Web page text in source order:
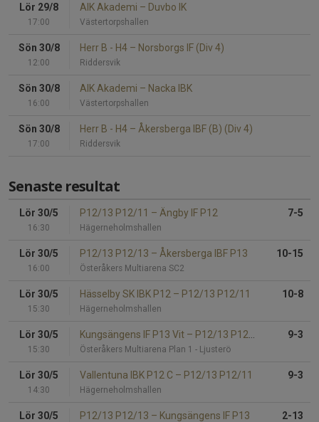
Lör 29/8
17:00
AIK Akademi – Duvbo IK
Västertorpshallen
Sön 30/8
12:00
Herr B - H4 – Norsborgs IF (Div 4)
Riddersvik
Sön 30/8
16:00
AIK Akademi – Nacka IBK
Västertorpshallen
Sön 30/8
17:00
Herr B - H4 – Åkersberga IBF (B) (Div 4)
Riddersvik
Senaste resultat
Lör 30/5
16:30
P12/13 P12/11 – Ängby IF P12
Hägerneholmshallen
7-5
Lör 30/5
16:00
P12/13 P12/13 – Åkersberga IBF P13
Österåkers Multiarena SC2
10-15
Lör 30/5
15:30
Hässelby SK IBK P12 – P12/13 P12/11
Hägerneholmshallen
10-8
Lör 30/5
15:30
Kungsängens IF P13 Vit – P12/13 P12/13
Österåkers Multiarena Plan 1 - Ljusterö
9-3
Lör 30/5
14:30
Vallentuna IBK P12 C – P12/13 P12/11
Hägerneholmshallen
9-3
Lör 30/5 P12/13 P12/13 – Kungsängens IF P13 2-13